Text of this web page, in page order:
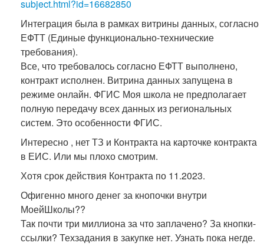
subject.html?id=16682850
Интеграция была в рамках витрины данных, согласно
ЕФТТ (Единые функционально-технические
требования).
Все, что требовалось согласно ЕФТТ выполнено,
контракт исполнен. Витрина данных запущена в
режиме онлайн. ФГИС Моя школа не предполагает
полную передачу всех данных из региональных
систем. Это особенности ФГИС.
Интересно , нет ТЗ и Контракта на карточке контракта
в ЕИС. Или мы плохо смотрим.
Хотя срок действия Контракта по 11.2023.
Офигенно много денег за кнопочки внутри
МоейШколы??
Так почти три миллиона за что заплачено? За кнопки-
ссылки? Техзадания в закупке нет. Узнать пока негде.